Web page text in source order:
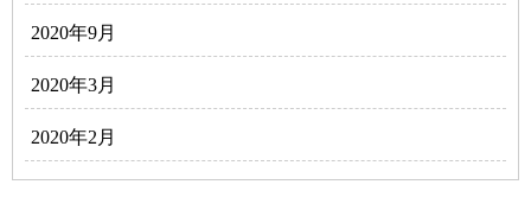
2020年9月
2020年3月
2020年2月